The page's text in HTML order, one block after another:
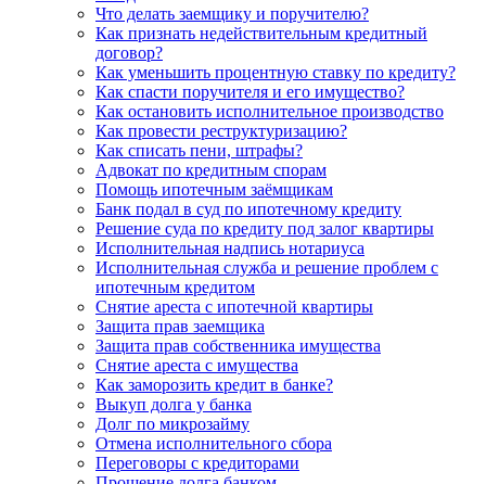
Что делать заемщику и поручителю?
Как признать недействительным кредитный
договор?
Как уменьшить процентную ставку по кредиту?
Как спасти поручителя и его имущество?
Как остановить исполнительное производство
Как провести реструктуризацию?
Как списать пени, штрафы?
Адвокат по кредитным спорам
Помощь ипотечным заёмщикам
Банк подал в суд по ипотечному кредиту
Решение суда по кредиту под залог квартиры
Исполнительная надпись нотариуса
Исполнительная служба и решение проблем с
ипотечным кредитом
Снятие ареста с ипотечной квартиры
Защита прав заемщика
Защита прав собственника имущества
Снятие ареста с имущества
Как заморозить кредит в банке?
Выкуп долга у банка
Долг по микрозайму
Отмена исполнительного сбора
Переговоры с кредиторами